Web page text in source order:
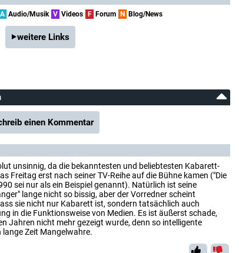
A Audio/Musik V Videos F Forum N Blog/News
weitere Links
einen Kommentar
unsinnig, da die bekanntesten und beliebtesten Kabarett-
Freitag erst nach seiner TV-Reihe auf die Bühne kamen ("Die
sei nur als ein Beispiel genannt). Natürlich ist seine
lange nicht so bissig, aber der Vorredner scheint
sie nicht nur Kabarett ist, sondern tatsächlich auch
in die Funktionsweise von Medien. Es ist äußerst schade,
Jahren nicht mehr gezeigt wurde, denn so intelligente
Zeit Mangelwahre.